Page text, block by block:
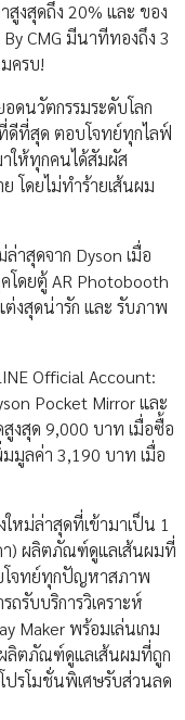
สูงสุดถึง 20% และ ของ
CMG มีนาทีทองถึง 3
ครบ!
ดนวัตกรรมระดับโลก
ที่สุด ตอบโจทย์ทุกไลฟ์
ให้ทุกคนได้สัมผัส
โดยไม่ทำร้ายเส้นผม
าสุดจาก Dyson เมื่อ
โดยตู้ AR Photobooth
งสุดน่ารัก และ รับภาพ
Official Account:
Pocket Mirror และ
งสุด 9,000 บาท เมื่อซื้อ
มูลค่า 3,190 บาท เมื่อ
หม่ล่าสุดที่เข้ามาเป็น 1
า) ผลิตภัณฑ์ดูแลเส้นผมที่
โจทย์ทุกปัญหาสภาพ
ถรับบริการวิเคราะห์
Maker พร้อมเล่นเกม
ลิตภัณฑ์ดูแลเส้นผมที่ถูก
ปรโมชั่นพิเศษรับส่วนลด